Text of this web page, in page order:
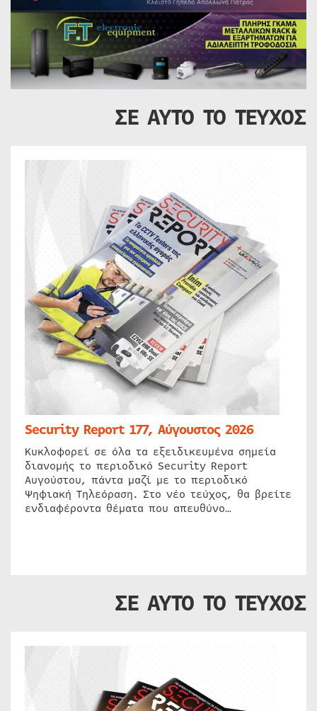
ΣΕ ΑΥΤΟ ΤΟ ΤΕΥΧΟΣ
Security Report 177, Αύγουστος 2026
Κυκλοφορεί σε όλα τα εξειδικευμένα σημεία
διανομής το περιοδικό Security Report
Αυγούστου, πάντα μαζί με το περιοδικό
Ψηφιακή Τηλεόραση. Στο νέο τεύχος, θα βρείτε
ενδιαφέροντα θέματα που απευθύνο…
ΣΕ ΑΥΤΟ ΤΟ ΤΕΥΧΟΣ